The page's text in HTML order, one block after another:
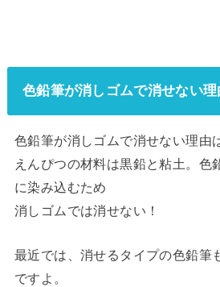
色鉛筆が消しゴムで消せない理
色鉛筆が消しゴムで消せない理由
えんぴつの材料は黒鉛と粘土。色
に染み込むため
消しゴムでは消せない！
最近では、消せるタイプの色鉛筆
ですよ。